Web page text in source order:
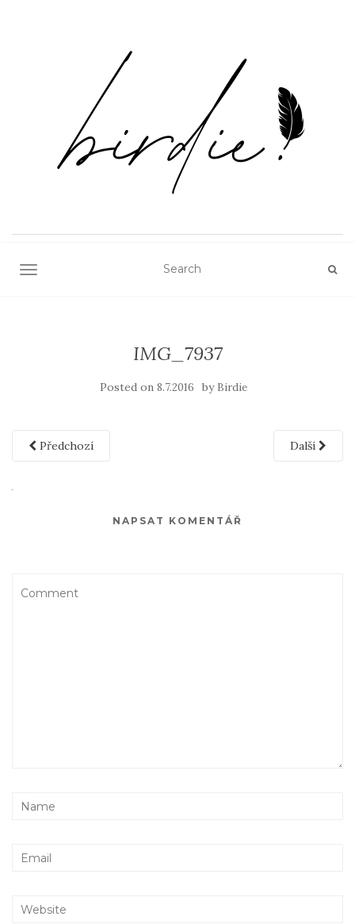
TOGGLE NAVIGATION
IMG_7937
Posted on 8.7.2016 by Birdie
Předchozí Další
NAPSAT KOMENTÁŘ